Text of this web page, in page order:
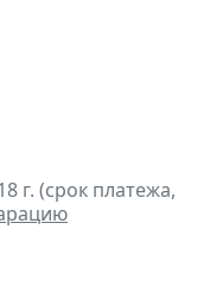
г. (срок платежа,